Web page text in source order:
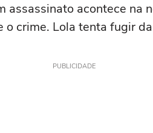
assassinato acontece na
o crime. Lola tenta fugir
PUBLICIDADE